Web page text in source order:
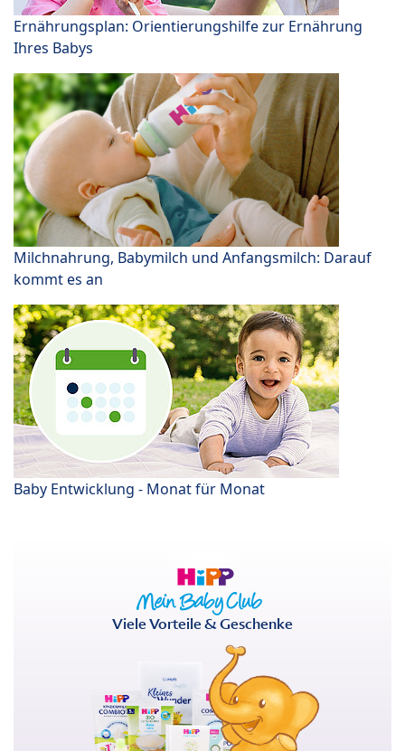
Ernährungsplan: Orientierungshilfe zur Ernährung
Ihres Babys
Milchnahrung, Babymilch und Anfangsmilch: Darauf
kommt es an
Baby Entwicklung - Monat für Monat
Viele Vorteile & Geschenke